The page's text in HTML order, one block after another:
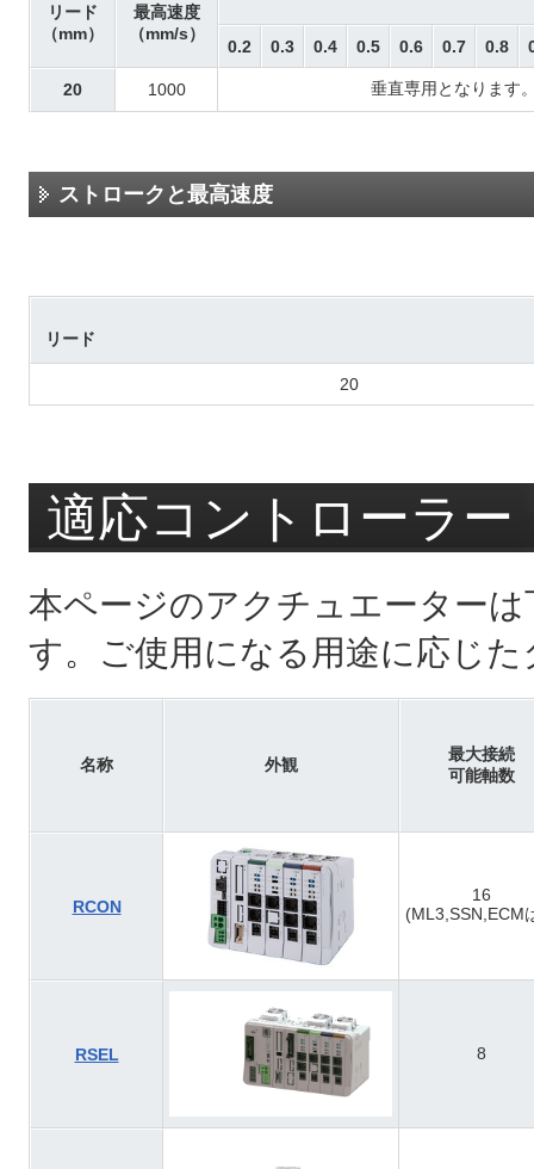
リード
（mm）
最高速度
（mm/s）
0.2 0.3 0.4 0.5 0.6 0.7 0.8
20 1000 垂直専用となります
ストロークと最高速度
リード
20
適応コントローラー
本ページのアクチュエーター
す。ご使用になる用途に応じ
名称 外観
最大接続
可能軸数
RCON
16
(ML3,SSN,ECM
RSEL 8